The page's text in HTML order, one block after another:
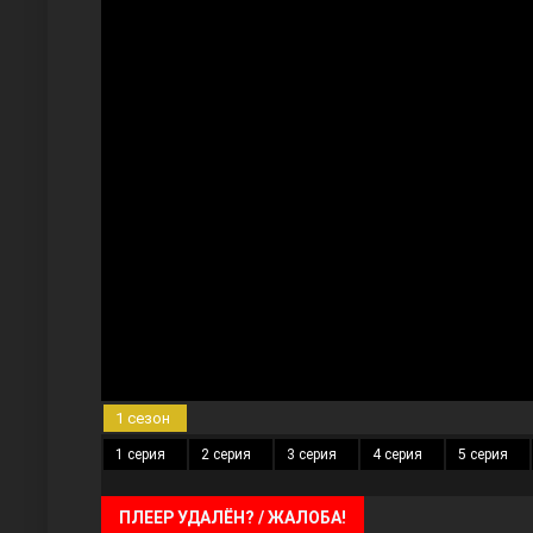
Ветреный холм
1 сезон
1 серия 2 серия 3 серия 4 серия 5 серия
ПЛЕЕР УДАЛЁН? / ЖАЛОБА!